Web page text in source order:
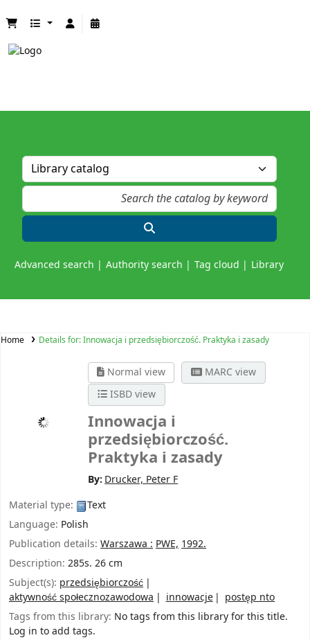
Advanced search Authority search Tag cloud Library
Home Details for:Innowacja i przedsiębiorczość. Praktyka i zasady
Normal view
MARC view
ISBD view
Innowacja i
przedsiębiorczość.
Praktyka i zasady
By: Drucker, Peter F
Material type:
Text
Language: Polish
Publication details: Warszawa :PWE,1992.
Description: 285s. 26 cm
Subject(s): przedsiębiorczość
aktywność społecznozawodowa
innowacje
postęp nto
Tags from this library: No tags from this library for this title.
Log in to add tags.